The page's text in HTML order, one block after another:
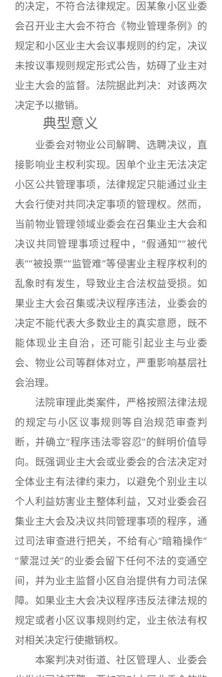
的决定，不符合法律规定。因某象小区业委
会召开业主大会不符合《物业管理条例》的
规定和小区业主大会议事规则的约定，决议
未按议事规则规定形式公告，妨碍了业主对
业主大会的监督。法院据此判决：对该两次
决定予以撤销。
典型意义
业委会对物业公司解聘、选聘决议，直
接影响业主权利实现。因单个业主无法决定
小区公共管理事项，法律规定只能通过业主
大会行使对共同决定事项的管理权。然而，
当前物业管理领域业委会在召集业主大会和
决议共同管理事项过程中，“假通知”“被代
表”“被投票”“监管难”等侵害业主程序权利的
乱象时有发生，导致业主合法权益受损。如
果业主大会召集或决议程序违法，业委会的
决定不能代表大多数业主的真实意愿，既不
能体现业主自治，还可能引起业主与业委
会、物业公司等群体对立，严重影响基层社
会治理。
法院审理此类案件，严格按照法律法规
的规定与小区议事规则等自治规范审查判
断，并确立“程序违法零容忍”的鲜明价值导
向。既强调业主大会或业委会的合法决定对
全体业主有法律约束力，以避免个别业主以
个人利益妨害业主整体利益，又对业委会召
集业主大会及决议共同管理事项的程序，通
过司法审查进行把关，不给有心“暗箱操作”
“蒙混过关”的业委会留下任何不法的变通空
间，并为业主监督小区自治提供有力司法保
障。如果业主大会决议程序违反法律法规的
规定或者小区议事规则约定，业主依法有权
对相关决定行使撤销权。
本案判决对街道、社区管理人、业委会